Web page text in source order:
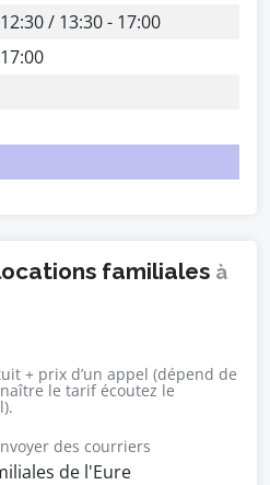
/ 13:30 - 17:00
familiales à
+ prix d’un appel (dépend de
le tarif écoutez le
des courriers
de l'Eure